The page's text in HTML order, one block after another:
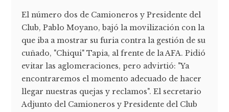
El número dos de Camioneros y Presidente del
Club, Pablo Moyano, bajó la movilización con la
que iba a mostrar su furia contra la gestión de su
cuñado, "Chiqui" Tapia, al frente de la AFA. Pidió
evitar las aglomeraciones, pero advirtió: "Ya
encontraremos el momento adecuado de hacer
llegar nuestras quejas y reclamos". El secretario
Adjunto del Camioneros y Presidente del Club